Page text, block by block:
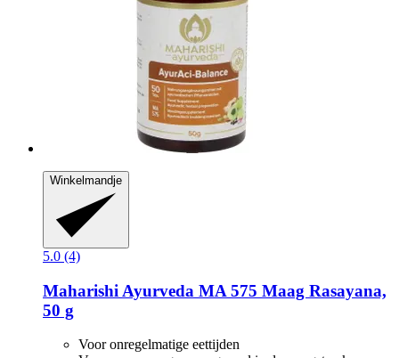
Winkelmandje
5.0 (4)
Maharishi Ayurveda MA 575 Maag Rasayana,
50 g
Voor onregelmatige eettijden